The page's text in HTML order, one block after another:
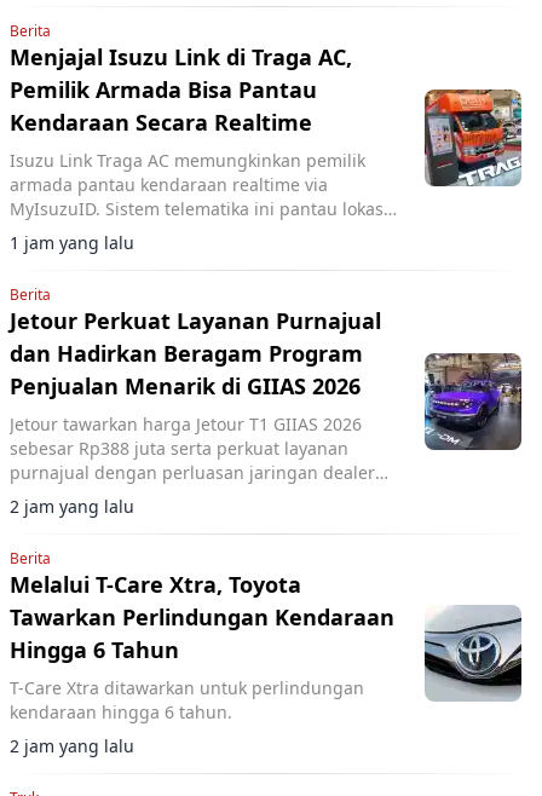
Berita
Menjajal Isuzu Link di Traga AC,
Pemilik Armada Bisa Pantau
Kendaraan Secara Realtime
Isuzu Link Traga AC memungkinkan pemilik
armada pantau kendaraan realtime via
MyIsuzuID. Sistem telematika ini pantau lokasi,
kecepatan, dan operasional kendaraan.
1 jam yang lalu
Berita
Jetour Perkuat Layanan Purnajual
dan Hadirkan Beragam Program
Penjualan Menarik di GIIAS 2026
Jetour tawarkan harga Jetour T1 GIIAS 2026
sebesar Rp388 juta serta perkuat layanan
purnajual dengan perluasan jaringan dealer
hingga 40 showroom di GIIAS 2026.
2 jam yang lalu
Berita
Melalui T-Care Xtra, Toyota
Tawarkan Perlindungan Kendaraan
Hingga 6 Tahun
T-Care Xtra ditawarkan untuk perlindungan
kendaraan hingga 6 tahun.
2 jam yang lalu